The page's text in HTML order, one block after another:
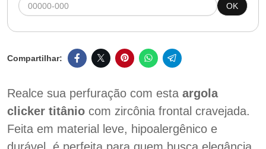
OK
Realce sua perfuração com esta argola
clicker titânio com zircônia frontal cravejada.
Feita em material leve, hipoalergênico e